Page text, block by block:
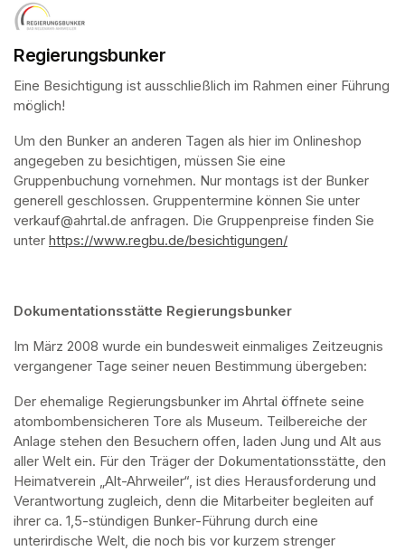
Regierungsbunker
Eine Besichtigung ist ausschließlich im Rahmen einer Führung
möglich!
Um den Bunker an anderen Tagen als hier im Onlineshop
angegeben zu besichtigen, müssen Sie eine
Gruppenbuchung vornehmen. Nur montags ist der Bunker
generell geschlossen. Gruppentermine können Sie unter
verkauf@ahrtal.de anfragen. Die Gruppenpreise finden Sie
unter https://www.regbu.de/besichtigungen/
Dokumentationsstätte Regierungsbunker
Im März 2008 wurde ein bundesweit einmaliges Zeitzeugnis
vergangener Tage seiner neuen Bestimmung übergeben:
Der ehemalige Regierungsbunker im Ahrtal öffnete seine
atombombensicheren Tore als Museum. Teilbereiche der
Anlage stehen den Besuchern offen, laden Jung und Alt aus
aller Welt ein. Für den Träger der Dokumentationsstätte, den
Heimatverein „Alt-Ahrweiler“, ist dies Herausforderung und
Verantwortung zugleich, denn die Mitarbeiter begleiten auf
ihrer ca. 1,5-stündigen Bunker-Führung durch eine
unterirdische Welt, die noch bis vor kurzem strenger